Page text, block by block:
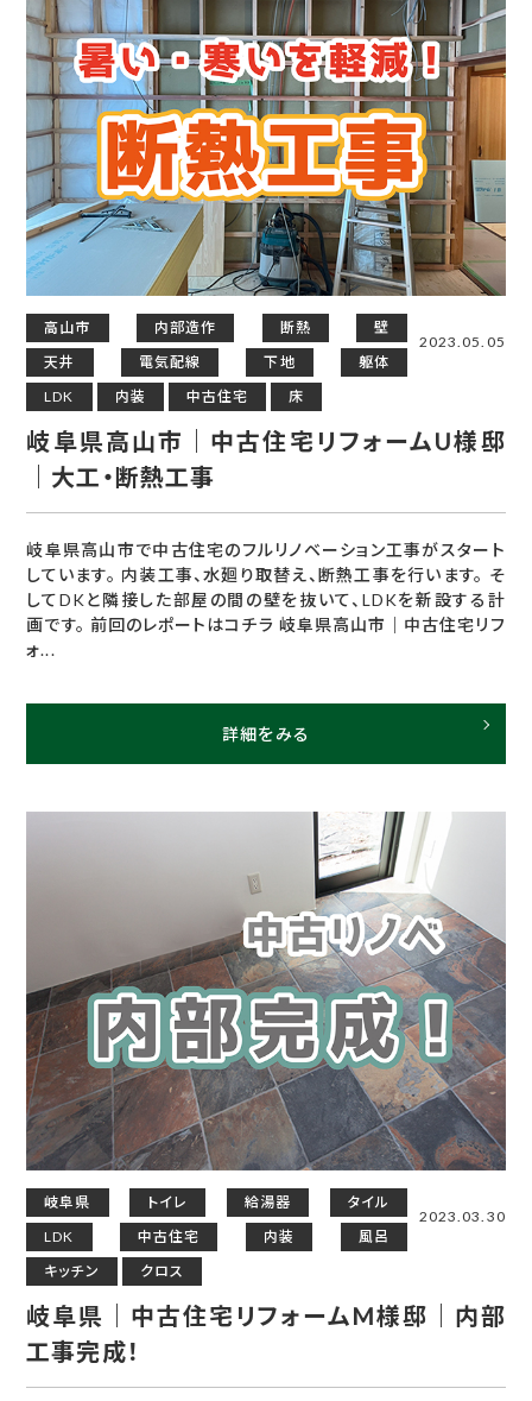
高山市 内部造作 断熱
壁
天井
電気配線 下地
躯体
LDK
内装 中古住宅 床
2023.05.05
岐阜県高山市｜中古住宅リフォームU様邸
｜大工・断熱工事
岐阜県高山市で中古住宅のフルリノベーション工事がスタート
しています。 内装工事、水廻り取替え、断熱工事を行います。 そ
してDKと隣接した部屋の間の壁を抜いて、LDKを新設する計
画です。 前回のレポートはコチラ 岐阜県高山市｜中古住宅リフ
ォ...
詳細をみる
岐阜県 トイレ 給湯器
タイル
LDK
中古住宅 内装
風呂
キッチン
クロス
2023.03.30
岐阜県｜中古住宅リフォームM様邸｜内部
工事完成！